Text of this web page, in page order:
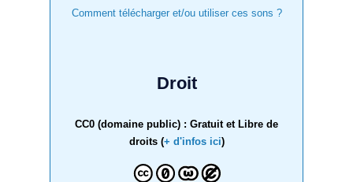
Comment télécharger et/ou utiliser ces sons ?
Droit
CC0 (domaine public) : Gratuit et Libre de
droits (+ d'infos ici)